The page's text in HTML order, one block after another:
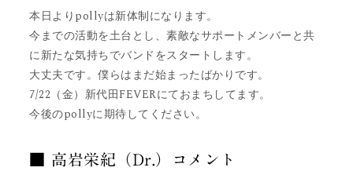
本日よりpollyは新体制になります。
今までの活動を土台とし、素敵なサポートメンバーと共
に新たな気持ちでバンドをスタートします。
大丈夫です。僕らはまだ始まったばかりです。
7/22（金）新代田FEVERにておまちしてます。
今後のpollyに期待してください。
■ 高岩栄紀（Dr.）コメント